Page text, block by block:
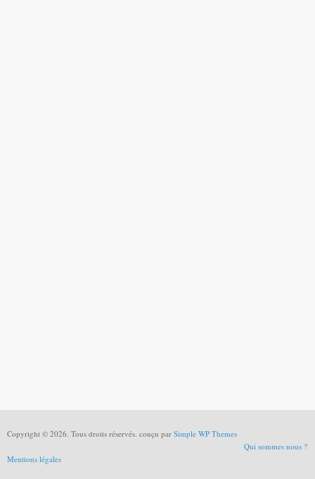
Copyright © 2026. Tous droits réservés. conçu par Simple WP Themes
Qui sommes nous ?
Mentions légales